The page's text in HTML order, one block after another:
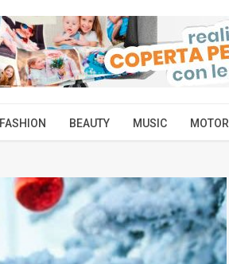
FASHION BEAUTY MUSIC MOTOR